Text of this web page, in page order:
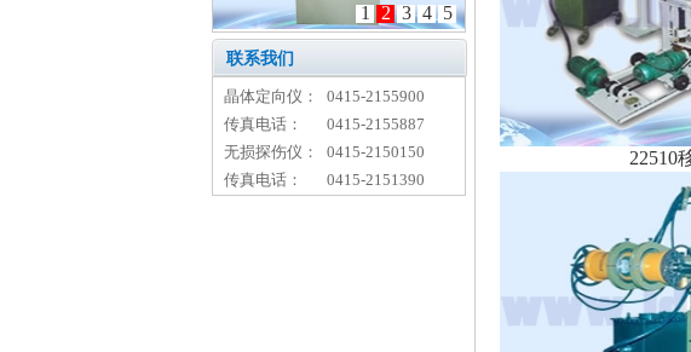
1 2 3 4 5
联系我们
晶体定向仪：
0415-2155900
传真电话：
0415-2155887
无损探伤仪：
0415-2150150
传真电话：
0415-2151390
22510